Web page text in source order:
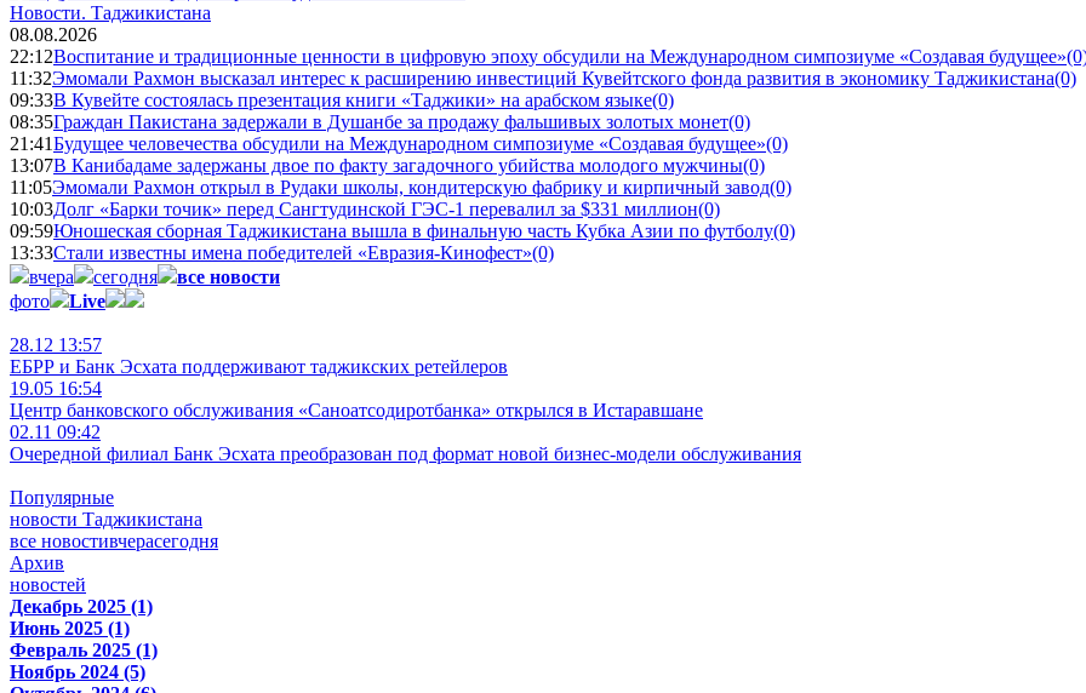
Новости. Таджикистана
08.08.2026
22:12Воспитание и традиционные ценности в цифровую эпоху обсудили на Международном симпозиуме «Создавая будущее»
11:32Эмомали Рахмон высказал интерес к расширению инвестиций Кувейтского фонда развития в экономику Таджикистана(0)
09:33В Кувейте состоялась презентация книги «Таджики» на арабском языке(0)
08:35Граждан Пакистана задержали в Душанбе за продажу фальшивых золотых монет(0)
21:41Будущее человечества обсудили на Международном симпозиуме «Создавая будущее»(0)
13:07В Канибадаме задержаны двое по факту загадочного убийства молодого мужчины(0)
11:05Эмомали Рахмон открыл в Рудаки школы, кондитерскую фабрику и кирпичный завод(0)
10:03Долг «Барки точик» перед Сангтудинской ГЭС-1 перевалил за $331 миллион(0)
09:59Юношеская сборная Таджикистана вышла в финальную часть Кубка Азии по футболу(0)
13:33Стали известны имена победителей «Евразия-Кинофест»(0)
вчера
сегодня
все новости
фото
Live
28.12 13:57
ЕБРР и Банк Эсхата поддерживают таджикских ретейлеров
19.05 16:54
Центр банковского обслуживания «Саноатсодиротбанка» открылся в Истаравшане
02.11 09:42
Очередной филиал Банк Эсхата преобразован под формат новой бизнес-модели обслуживания
Популярные
новости Таджикистана
все новостивчерасегодня
Архив
новостей
Декабрь 2025 (1)
Июнь 2025 (1)
Февраль 2025 (1)
Ноябрь 2024 (5)